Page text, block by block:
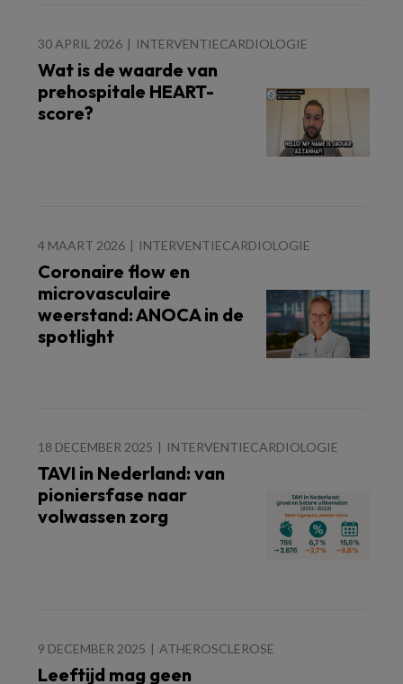
30 APRIL 2026 INTERVENTIECARDIOLOGIE
Wat is de waarde van
prehospitale HEART-
score?
4 MAART 2026 INTERVENTIECARDIOLOGIE
Coronaire flow en
microvasculaire
weerstand: ANOCA in de
spotlight
18 DECEMBER 2025 INTERVENTIECARDIOLOGIE
TAVI in Nederland: van
pioniersfase naar
volwassen zorg
9 DECEMBER 2025 ATHEROSCLEROSE
Leeftijd mag geen